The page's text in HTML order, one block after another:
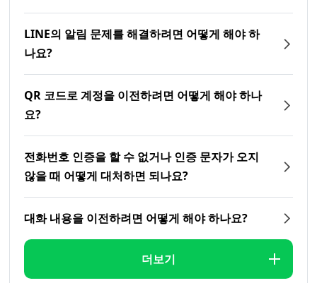
LINE의 알림 문제를 해결하려면 어떻게 해야 하
나요?
QR 코드로 계정을 이전하려면 어떻게 해야 하나
요?
전화번호 인증을 할 수 없거나 인증 문자가 오지
않을 때 어떻게 대처하면 되나요?
대화 내용을 이전하려면 어떻게 해야 하나요?
더보기